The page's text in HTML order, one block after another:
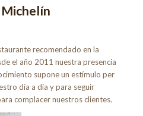
Michelín
recomendado en la
el año 2011 nuestra presencia
supone un estímulo per
día a día y para seguir
complacer nuestros clientes.